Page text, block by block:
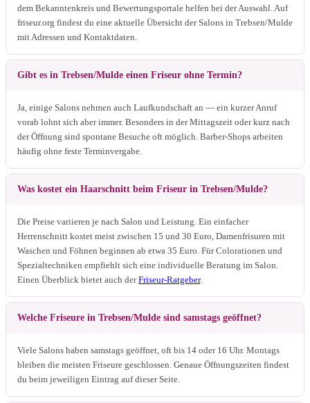
dem Bekanntenkreis und Bewertungsportale helfen bei der Auswahl. Auf
friseur.org findest du eine aktuelle Übersicht der Salons in Trebsen/Mulde
mit Adressen und Kontaktdaten.
Gibt es in Trebsen/Mulde einen Friseur ohne Termin?
Ja, einige Salons nehmen auch Laufkundschaft an — ein kurzer Anruf
vorab lohnt sich aber immer. Besonders in der Mittagszeit oder kurz nach
der Öffnung sind spontane Besuche oft möglich. Barber-Shops arbeiten
häufig ohne feste Terminvergabe.
Was kostet ein Haarschnitt beim Friseur in Trebsen/Mulde?
Die Preise variieren je nach Salon und Leistung. Ein einfacher
Herrenschnitt kostet meist zwischen 15 und 30 Euro, Damenfrisuren mit
Waschen und Föhnen beginnen ab etwa 35 Euro. Für Colorationen und
Spezialtechniken empfiehlt sich eine individuelle Beratung im Salon.
Einen Überblick bietet auch derFriseur-Ratgeber.
Welche Friseure in Trebsen/Mulde sind samstags geöffnet?
Viele Salons haben samstags geöffnet, oft bis 14 oder 16 Uhr. Montags
bleiben die meisten Friseure geschlossen. Genaue Öffnungszeiten findest
du beim jeweiligen Eintrag auf dieser Seite.